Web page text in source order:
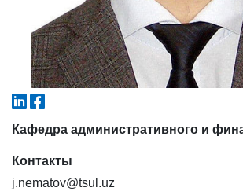
Кафедра административного и
Контакты
j.nematov@tsul.uz